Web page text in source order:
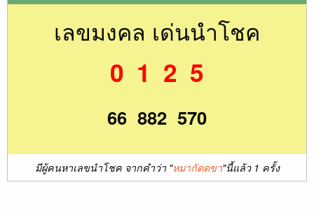
เลขมงคล เด่นนำโชค
0 1 2 5
66 882 570
มีผู้คนหาเลขนำโชค จากคำว่า "หมากัดดขา"นี้แล้ว 1 ครั้ง